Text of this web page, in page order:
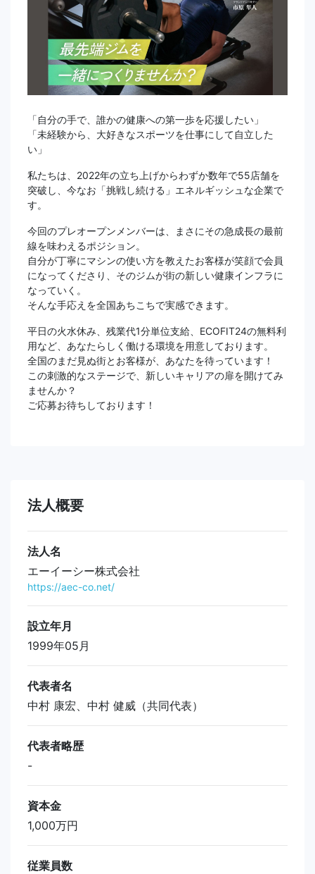
「自分の手で、誰かの健康への第一歩を応援したい」
「未経験から、大好きなスポーツを仕事にして自立した
い」
私たちは、2022年の立ち上げからわずか数年で55店舗を
突破し、今なお「挑戦し続ける」エネルギッシュな企業で
す。
今回のプレオープンメンバーは、まさにその急成長の最前
線を味わえるポジション。
自分が丁寧にマシンの使い方を教えたお客様が笑顔で会員
になってくださり、そのジムが街の新しい健康インフラに
なっていく。
そんな手応えを全国あちこちで実感できます。
平日の火水休み、残業代1分単位支給、ECOFIT24の無料利
用など、あなたらしく働ける環境を用意しております。
全国のまだ見ぬ街とお客様が、あなたを待っています！
この刺激的なステージで、新しいキャリアの扉を開けてみ
ませんか？
ご応募お待ちしております！
法人概要
法人名
エーイーシー株式会社
https://aec-co.net/
設立年月
1999年05月
代表者名
中村 康宏、中村 健威（共同代表）
代表者略歴
-
資本金
1,000万円
従業員数